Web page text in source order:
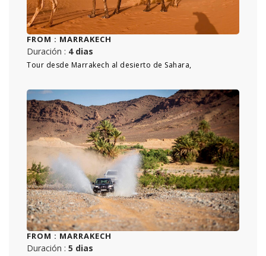
FROM : MARRAKECH
Duración : 4 dias
Tour desde Marrakech al desierto de Sahara,
FROM : MARRAKECH
Duración : 5 dias